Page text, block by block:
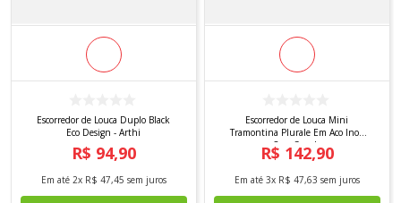
Escorredor de Louca Duplo Black
Eco Design - Arthi
R$ 94,90
Em até 2x R$ 47,45 sem juros
Escorredor de Louca Mini
Tramontina Plurale Em Aco Inox
Com Secado
R$ 142,90
Em até 3x R$ 47,63 sem juros